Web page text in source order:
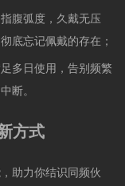
腹弧度，久戴无压
底忘记佩戴的存在；
多日使用，告别频繁
断。
方式
助力你结识同频伙